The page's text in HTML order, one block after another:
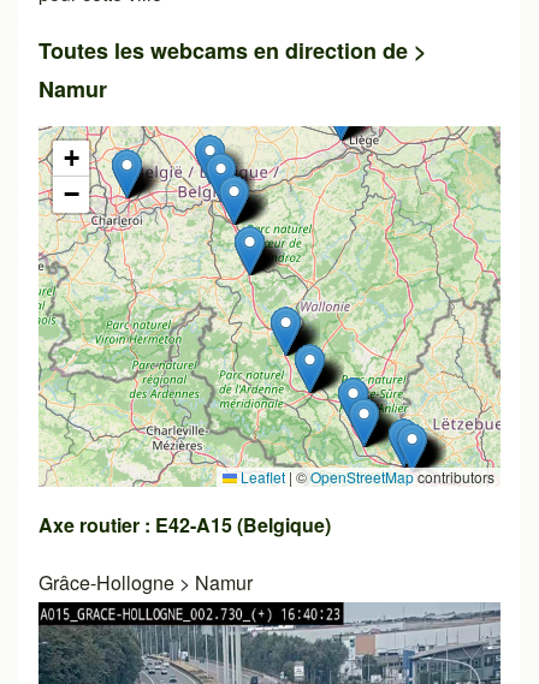
Toutes les webcams en direction de >
Namur
+
−
Leaflet | ©OpenStreetMapcontributors
Axe routier : E42-A15 (Belgique)
Grâce-Hollogne > Namur